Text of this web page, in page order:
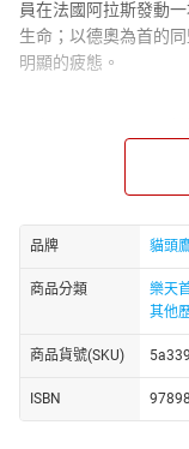
員在法國阿拉斯發動
生命；以德奧為首的
明顯的疲態。
山羊鬍的男人，經由
人能預料到，流亡多
第一次世界大戰與沙皇
在1917年，世界大
或是德奧等同盟國，
月），一場突發的革
否繼承原來的政權，
亟欲從東部戰線抽身
品牌 貓頭
商品分類 樂天
其他
商品貨號(SKU)
ISBN